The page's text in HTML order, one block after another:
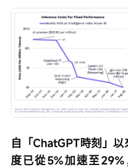
自「ChatGPT時刻」
度已從5%加速至